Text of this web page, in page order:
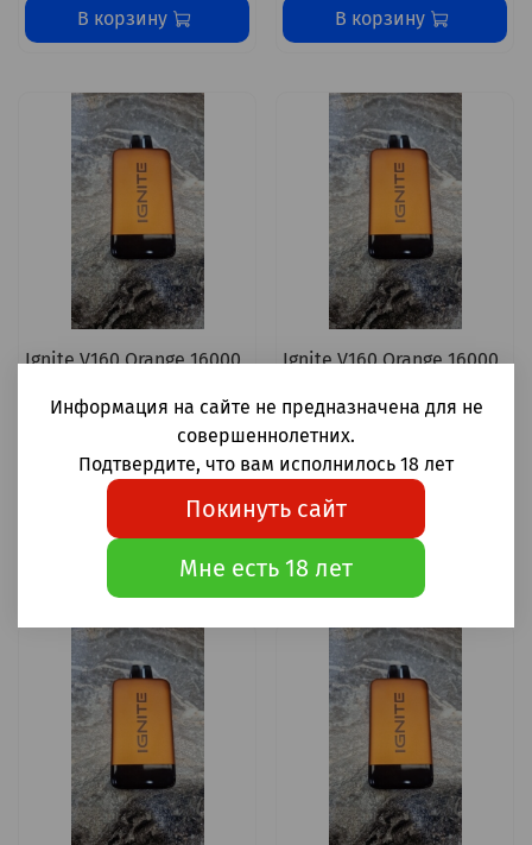
В корзину В корзину
Ignite V160 Orange 16000
pomegranate - кисло-
сладкий гранат 16000
затяжек 20мг (2%)
В корзину
Ignite V160 Orange 16000
груша 16000 затяжек
20мг (2%)
1 600 ₽
В корзину
Информация на сайте не предназначена для не
совершеннолетних.
Подтвердите, что вам исполнилось 18 лет
Покинуть сайт
Мне есть 18 лет